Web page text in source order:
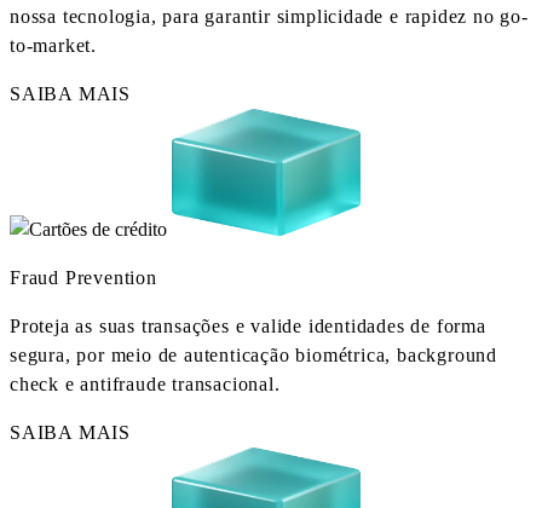
nossa tecnologia, para garantir simplicidade e rapidez no go-
to-market.
SAIBA MAIS
Fraud Prevention
Proteja as suas transações e valide identidades de forma
segura, por meio de autenticação biométrica, background
check e antifraude transacional.
SAIBA MAIS